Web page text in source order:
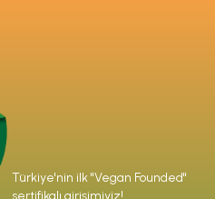
Türkiye'nin ilk "Vegan Founded"
sertifikalı girişimiyiz!